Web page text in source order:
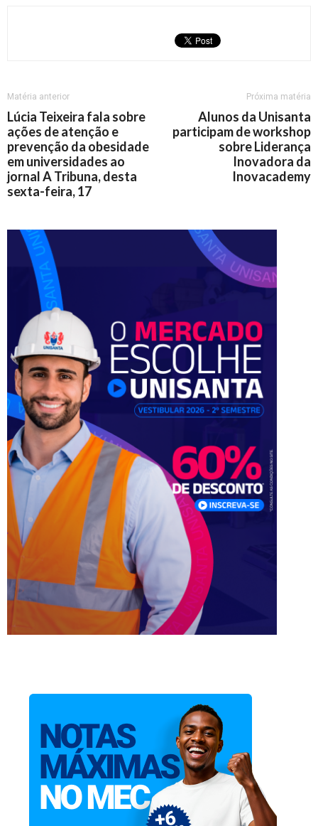
Matéria anterior
Lúcia Teixeira fala sobre
ações de atenção e
prevenção da obesidade
em universidades ao
jornal A Tribuna, desta
sexta-feira, 17
Próxima matéria
Alunos da Unisanta
participam de workshop
sobre Liderança
Inovadora da
Inovacademy